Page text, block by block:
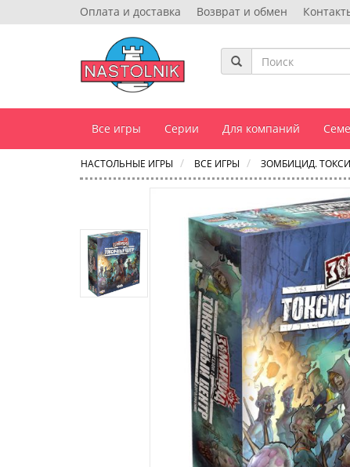
Оплата и доставка Возврат и обмен
Все игры Серии Для компаний
НАСТОЛЬНЫЕ ИГРЫ ВСЕ ИГРЫ ЗОМБИЦИД.